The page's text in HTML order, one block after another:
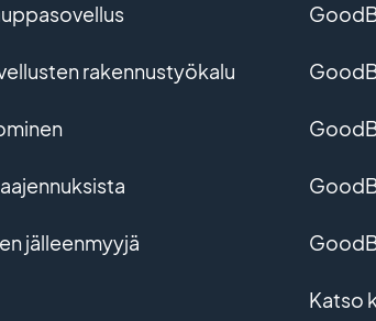
rakennustyökalu
jälleenmyyjä
Katso